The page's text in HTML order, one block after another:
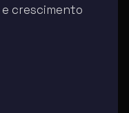
e crescimento